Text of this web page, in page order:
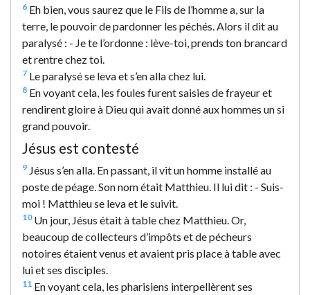
6 Eh bien, vous saurez que le Fils de l’homme a, sur la
terre, le pouvoir de pardonner les péchés. Alors il dit au
paralysé : - Je te l’ordonne : lève-toi, prends ton brancard
et rentre chez toi.
7 Le paralysé se leva et s’en alla chez lui.
8 En voyant cela, les foules furent saisies de frayeur et
rendirent gloire à Dieu qui avait donné aux hommes un si
grand pouvoir.
Jésus est contesté
9 Jésus s’en alla. En passant, il vit un homme installé au
poste de péage. Son nom était Matthieu. Il lui dit : - Suis-
moi ! Matthieu se leva et le suivit.
10Un jour, Jésus était à table chez Matthieu. Or,
beaucoup de collecteurs d’impôts et de pécheurs
notoires étaient venus et avaient pris place à table avec
lui et ses disciples.
11 En voyant cela, les pharisiens interpellèrent ses